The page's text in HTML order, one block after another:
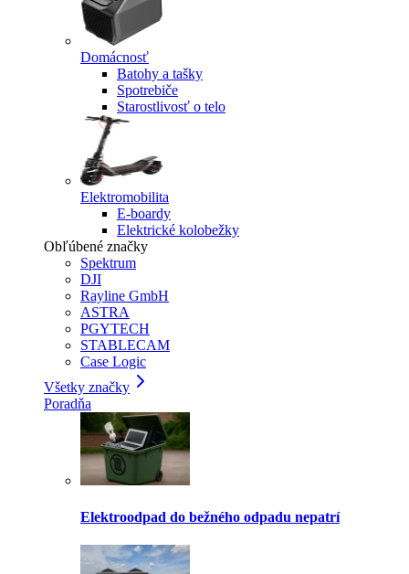
Domácnosť
Batohy a tašky
Spotrebiče
Starostlivosť o telo
Elektromobilita
E-boardy
Elektrické kolobežky
Obľúbené značky
Spektrum
DJI
Rayline GmbH
ASTRA
PGYTECH
STABLECAM
Case Logic
Všetky značky
Poradňa
Elektroodpad do bežného odpadu nepatrí